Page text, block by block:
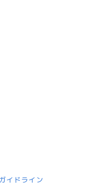
イドライン